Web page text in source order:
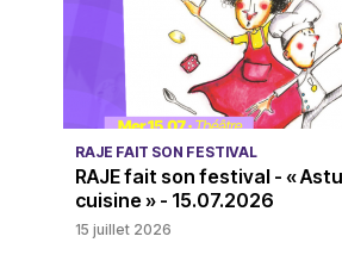
RAJE FAIT SON FESTIVAL
RAJE fait son festival - «
cuisine » - 15.07.2026
15 juillet 2026